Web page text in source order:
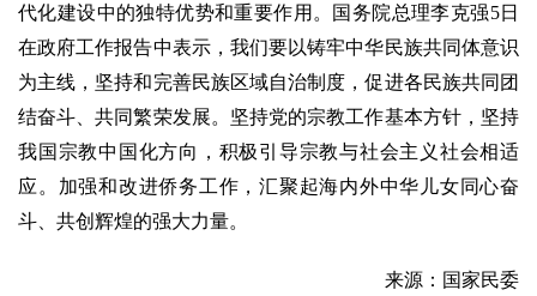
代化建设中的独特优势和重要作用。国务院总理李克强5日
在政府工作报告中表示，我们要以铸牢中华民族共同体意识
为主线，坚持和完善民族区域自治制度，促进各民族共同团
结奋斗、共同繁荣发展。坚持党的宗教工作基本方针，坚持
我国宗教中国化方向，积极引导宗教与社会主义社会相适
应。加强和改进侨务工作，汇聚起海内外中华儿女同心奋
斗、共创辉煌的强大力量。
来源 ：国家民委